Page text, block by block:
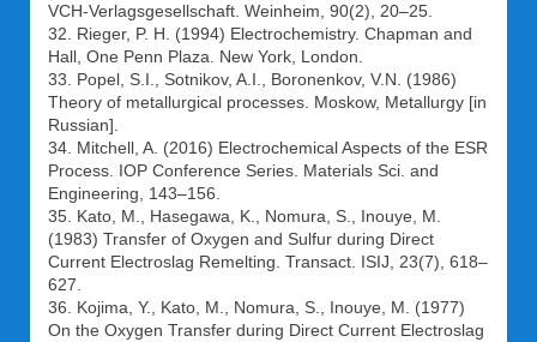
VCH-Verlagsgesellschaft. Weinheim, 90(2), 20–25.
32. Rieger, P. H. (1994) Electrochemistry. Chapman and
Hall, One Penn Plaza. New York, London.
33. Popel, S.I., Sotnikov, A.I., Boronenkov, V.N. (1986)
Theory of metallurgical processes. Moskow, Metallurgy [in
Russian].
34. Mitchell, A. (2016) Electrochemical Aspects of the ESR
Process. IOP Conference Series. Materials Sci. and
Engineering, 143–156.
35. Kato, M., Hasegawa, K., Nomura, S., Inouye, M.
(1983) Transfer of Oxygen and Sulfur during Direct
Current Electroslag Remelting. Transact. ISIJ, 23(7), 618–
627.
36. Kojima, Y., Kato, M., Nomura, S., Inouye, M. (1977)
On the Oxygen Transfer during Direct Current Electroslag